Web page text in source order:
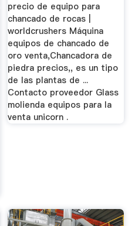
precio de equipo para
chancado de rocas |
worldcrushers Máquina
equipos de chancado de
oro venta,Chancadora de
piedra precios,, es un tipo
de las plantas de ...
Contacto proveedor Glass
molienda equipos para la
venta unicorn .